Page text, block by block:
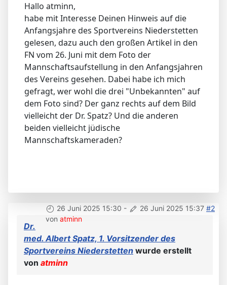
Hallo atminn,
habe mit Interesse Deinen Hinweis auf die
Anfangsjahre des Sportvereins Niederstetten
gelesen, dazu auch den großen Artikel in den
FN vom 26. Juni mit dem Foto der
Mannschaftsaufstellung in den Anfangsjahren
des Vereins gesehen. Dabei habe ich mich
gefragt, wer wohl die drei "Unbekannten" auf
dem Foto sind? Der ganz rechts auf dem Bild
vielleicht der Dr. Spatz? Und die anderen
beiden vielleicht jüdische
Mannschaftskameraden?
26 Juni 2025 15:30 - 26 Juni 2025 15:37 #2
von atminn
Dr.
med. Albert Spatz, 1. Vorsitzender des
Sportvereins Niederstetten wurde erstellt
von atminn